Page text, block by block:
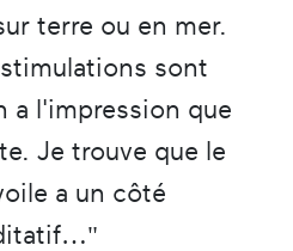
terre ou en mer.
sont
a l'impression que
Je trouve que le
a un côté